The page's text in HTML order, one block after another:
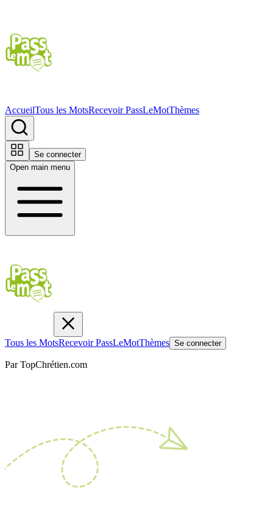
AccueilTous les MotsRecevoir PassLeMotThèmes
Se connecter
Open main menu
Tous les MotsRecevoir PassLeMotThèmes Se connecter
Par TopChrétien.com